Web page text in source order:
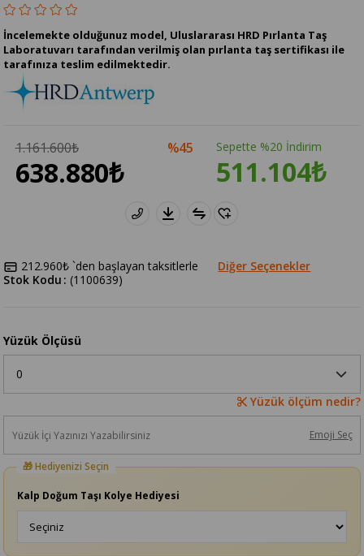
İncelemekte olduğunuz model, Uluslararası HRD Pırlanta Taş
Laboratuvarı tarafından verilmiş olan pırlanta taş sertifikası ile
tarafınıza teslim edilmektedir.
1.161.600₺
638.880₺
45 Sepette %20 İndirim
511.104₺
212.960₺ `den başlayan taksitlerle
Diğer Seçenekler
(1100639)
Stok Kodu
Yüzük Ölçüsü
Yüzük ölçüm nedir?
Emoji Seç
Kalp Doğum Taşı Kolye Hediyesi